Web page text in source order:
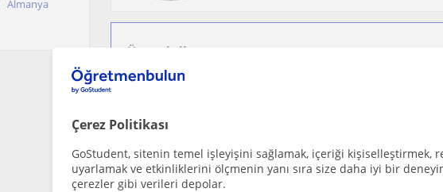
Çerez Politikası
GoStudent, sitenin temel işleyişini sağlamak, içeriği kişiselleştirmek,
uyarlamak ve etkinliklerini ölçmenin yanı sıra size daha iyi bir
çerezler gibi verileri depolar.
Konak (Izmir)
Almanya
Ücretsiz ilan ver
Ücretsiz bir ilan ver ve öğretmenlerin seninle iletişime geçmesini
İngilizceyi anlaşılır, keyifli ve kişiye
Çevrimiçi dersler Ingilizce